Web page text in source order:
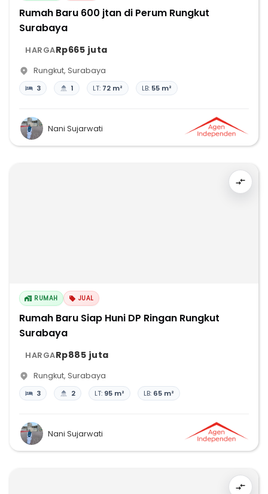
Rumah Baru 600 jtan di Perum Rungkut
Surabaya
HARGARp665 juta
Rungkut, Surabaya
3 1 LT: 72 m² LB: 55 m²
Nani Sujarwati
RUMAH JUAL
Rumah Baru Siap Huni DP Ringan Rungkut
Surabaya
HARGARp885 juta
Rungkut, Surabaya
3 2 LT: 95 m² LB: 65 m²
Nani Sujarwati